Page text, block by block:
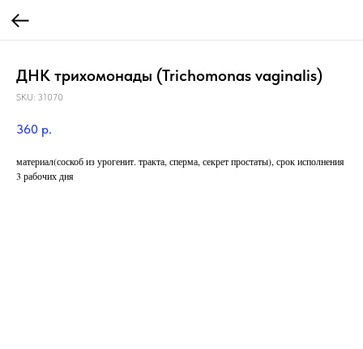
ДНК трихомонады (Trichomonas vaginalis)
SKU: 31070
360 р.
материал(соскоб из урогенит. тракта, сперма, секрет простаты), срок исполнения
3 рабочих дня